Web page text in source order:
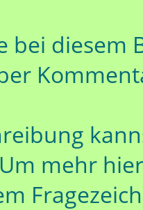
bei diesem
mehr